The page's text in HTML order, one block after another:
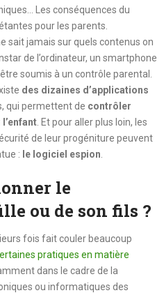
Les conséquences du
pour les parents.
sait jamais sur quels contenus on
de l’ordinateur, un smartphone
soumis à un contrôle parental.
des dizaines d’applications
qui permettent de contrôler
. Et pour aller plus loin, les
de leur progéniture peuvent
: le logiciel espion
le
ou de son fils ?
fois fait couler beaucoup
pratiques en matière
dans le cadre de la
ou informatiques des